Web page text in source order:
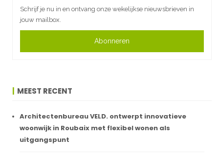
Schrijf je nu in en ontvang onze wekelijkse nieuwsbrieven in
jouw mailbox.
Abonneren
MEEST RECENT
Architectenbureau VELD. ontwerpt innovatieve
woonwijk in Roubaix met flexibel wonen als
uitgangspunt